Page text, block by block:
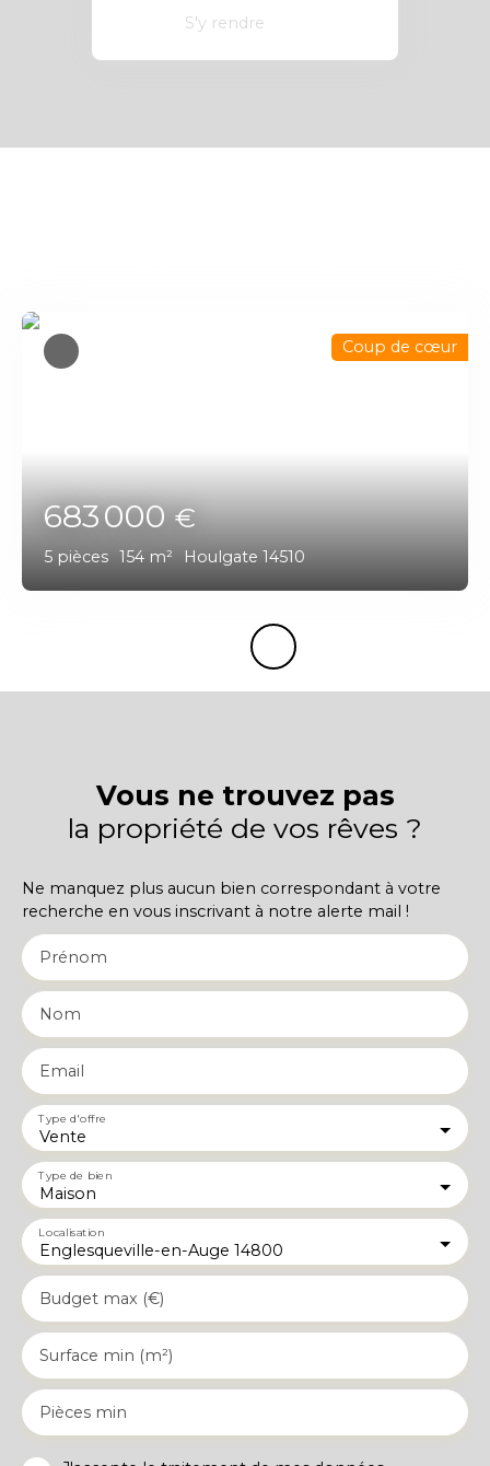
S'y rendre
683 000€
5 pièces 154 m² Houlgate 14510
Coup de cœur
Vous ne trouvez pas
la propriété de vos rêves ?
Ne manquez plus aucun bien correspondant à votre
recherche en vous inscrivant à notre alerte mail !
Prénom
Nom
Email
Vente
Type d'offre
Maison
Type de bien
Englesqueville-en-Auge 14800
Localisation
Budget max (€)
Surface min (m²)
Pièces min